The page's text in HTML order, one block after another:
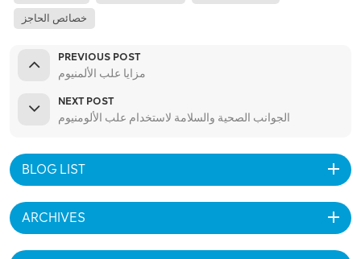
خصائص الحاجز
PREVIOUS POST
مزايا علب الألمنيوم
NEXT POST
الجوانب الصحية والسلامة لاستخدام علب الألومنيوم
BLOG LIST
ARCHIVES